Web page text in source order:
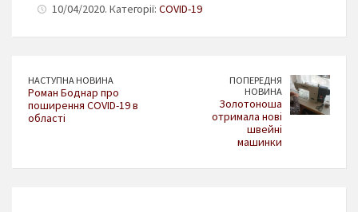
10/04/2020. Категорії: COVID-19
НАСТУПНА НОВИНА
Роман Боднар про
поширення COVID-19 в
області
ПОПЕРЕДНЯ
НОВИНА
Золотоноша
отримала нові
швейні
машинки